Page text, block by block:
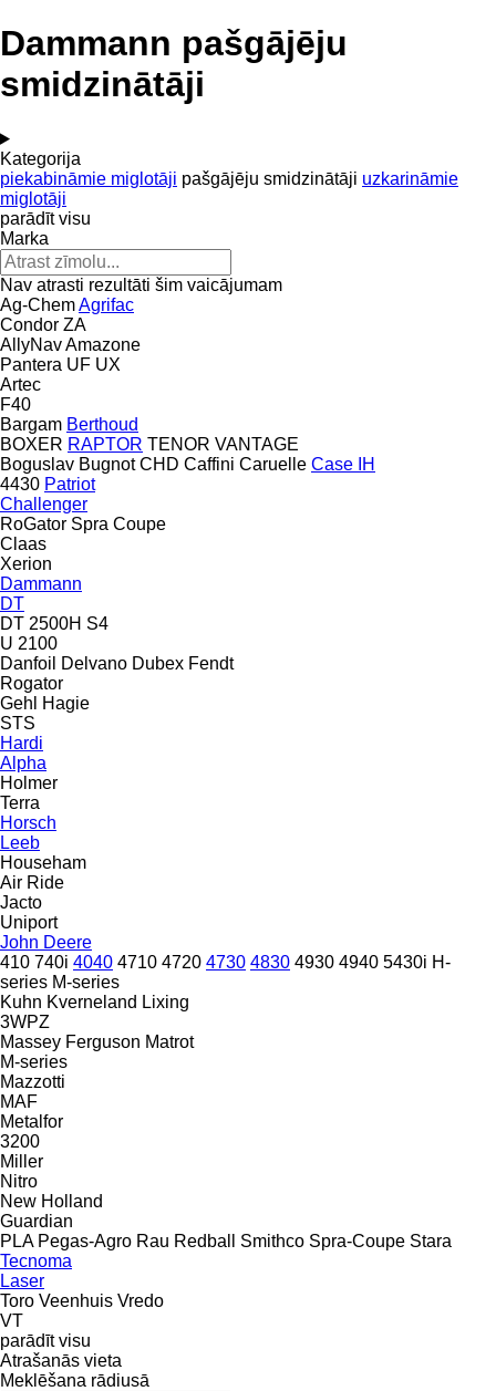
Dammann pašgājēju
smidzinātāji
Kategorija
piekabināmie miglotāji pašgājēju smidzinātāji uzkarināmie
miglotāji
parādīt visu
Marka
Nav atrasti rezultāti šim vaicājumam
Ag-ChemAgrifac
Condor ZA
AllyNavAmazone
Pantera UF UX
Artec
F40
Bargam Berthoud
BOXER RAPTOR TENOR VANTAGE
Boguslav Bugnot CHD Caffini Caruelle Case IH
4430 Patriot
Challenger
RoGator Spra Coupe
Claas
Xerion
Dammann
DT
DT 2500H S4
U 2100
Danfoil
Delvano Dubex Fendt
Rogator
Gehl
Hagie
STS
Hardi
Alpha
Holmer
Terra
Horsch
Leeb
Househam
Air Ride
Jacto
Uniport
John Deere
410 740i 4040 4710 4720 4730 4830 4930 4940 5430i H-
series M-series
Kuhn Kverneland Lixing
3WPZ
Massey Ferguson Matrot
M-series
Mazzotti
MAF
Metalfor
3200
Miller
Nitro
New Holland
Guardian
PLA Pegas-Agro Rau Redball Smithco Spra-Coupe Stara
Tecnoma
Laser
Toro Veenhuis Vredo
VT
parādīt visu
Atrašanās vieta
Meklēšana rādiusā